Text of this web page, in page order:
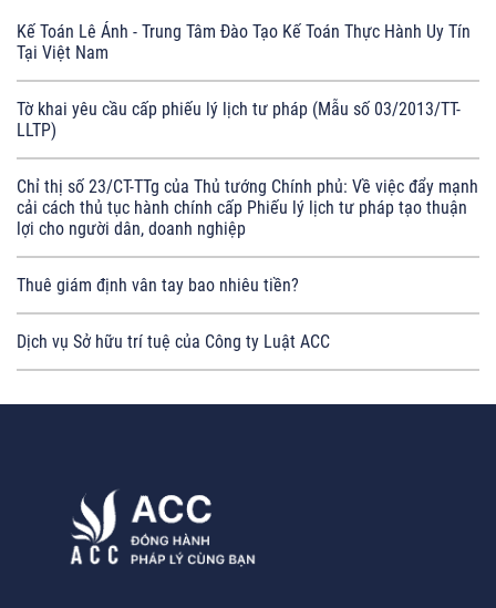
Kế Toán Lê Ánh - Trung Tâm Đào Tạo Kế Toán Thực Hành Uy Tín
Tại Việt Nam
Tờ khai yêu cầu cấp phiếu lý lịch tư pháp (Mẫu số 03/2013/TT-
LLTP)
Chỉ thị số 23/CT-TTg của Thủ tướng Chính phủ: Về việc đẩy mạnh
cải cách thủ tục hành chính cấp Phiếu lý lịch tư pháp tạo thuận
lợi cho người dân, doanh nghiệp
Thuê giám định vân tay bao nhiêu tiền?
Dịch vụ Sở hữu trí tuệ của Công ty Luật ACC